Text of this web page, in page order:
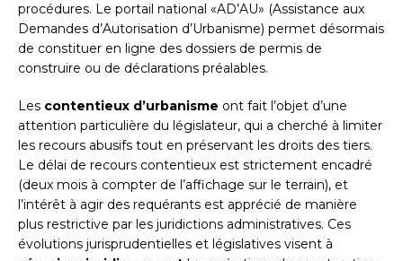
procédures. Le portail national «AD’AU» (Assistance aux
Demandes d’Autorisation d’Urbanisme) permet désormais
de constituer en ligne des dossiers de permis de
construire ou de déclarations préalables.
Les contentieux d’urbanisme ont fait l’objet d’une
attention particulière du législateur, qui a cherché à limiter
les recours abusifs tout en préservant les droits des tiers.
Le délai de recours contentieux est strictement encadré
(deux mois à compter de l’affichage sur le terrain), et
l’intérêt à agir des requérants est apprécié de manière
plus restrictive par les juridictions administratives. Ces
évolutions jurisprudentielles et législatives visent à